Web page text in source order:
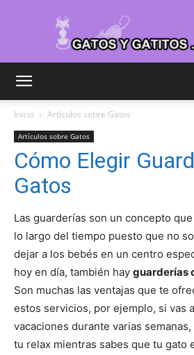
Fotos
Inicio Artículos sobre Gatos
Artículos sobre Gatos
Cómo Elegir
Gatos
Las guarderías son un concepto
lo largo del tiempo puesto que no
dejar a los bebés en un centro
hoy en día, también hay guarderías
Son muchas las ventajas que te
estos servicios, por ejemplo, si vas
vacaciones durante varias
tu relax mientras sabes que tu gato